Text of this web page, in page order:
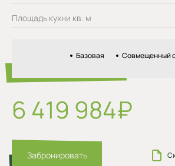
Площадь кухни кв. м
Базовая Совмещенный
6 419 984₽
Забронировать